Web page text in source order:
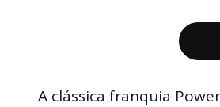
A clássica franquia